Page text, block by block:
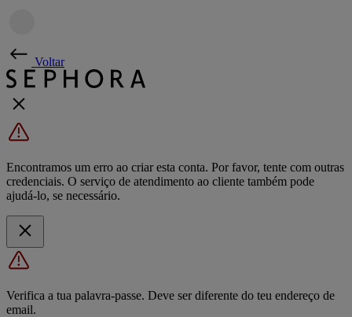
Voltar
Encontramos um erro ao criar esta conta. Por favor, tente com outras
credenciais. O serviço de atendimento ao cliente também pode
ajudá-lo, se necessário.
Verifica a tua palavra-passe. Deve ser diferente do teu endereço de
email.